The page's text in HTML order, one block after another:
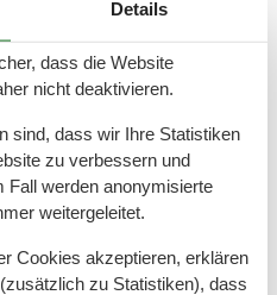
Details
dass die Website
nicht deaktivieren.
sind, dass wir Ihre Statistiken
zu verbessern und
Fall werden anonymisierte
weitergeleitet.
Cookies akzeptieren, erklären
zu Statistiken), dass